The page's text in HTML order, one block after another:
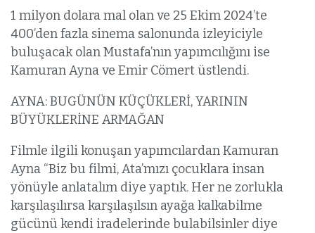
1 milyon dolara mal olan ve 25 Ekim 2024’te
400’den fazla sinema salonunda izleyiciyle
buluşacak olan Mustafa’nın yapımcılığını ise
Kamuran Ayna ve Emir Cömert üstlendi.
AYNA: BUGÜNÜN KÜÇÜKLERİ, YARININ
BÜYÜKLERİNE ARMAĞAN
Filmle ilgili konuşan yapımcılardan Kamuran
Ayna “Biz bu filmi, Ata’mızı çocuklara insan
yönüyle anlatalım diye yaptık. Her ne zorlukla
karşılaşılırsa karşılaşılsın ayağa kalkabilme
gücünü kendi iradelerinde bulabilsinler diye